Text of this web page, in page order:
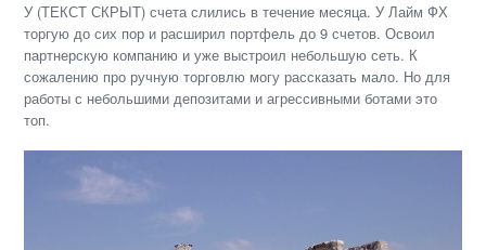
У (ТЕКСТ СКРЫТ) счета слились в течение месяца. У Лайм ФХ
торгую до сих пор и расширил портфель до 9 счетов. Освоил
партнерскую компанию и уже выстроил небольшую сеть. К
сожалению про ручную торговлю могу рассказать мало. Но для
работы с небольшими депозитами и агрессивными ботами это
топ.